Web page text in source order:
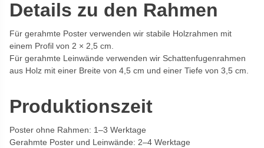
Details zu den Rahmen
Für gerahmte Poster verwenden wir stabile Holzrahmen mit
einem Profil von 2 × 2,5 cm.
Für gerahmte Leinwände verwenden wir Schattenfugenrahmen
aus Holz mit einer Breite von 4,5 cm und einer Tiefe von 3,5 cm.
Produktionszeit
Poster ohne Rahmen: 1–3 Werktage
Gerahmte Poster und Leinwände: 2–4 Werktage